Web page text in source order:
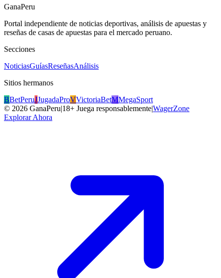
GanaPeru
Portal independiente de noticias deportivas, análisis de apuestas y
reseñas de casas de apuestas para el mercado peruano.
Secciones
NoticiasGuíasReseñasAnálisis
Sitios hermanos
BBetPeruJJugadaProVVictoriaBetMMegaSport
© 2026 GanaPeru|18+ Juega responsablemente|WagerZone
Explorar Ahora